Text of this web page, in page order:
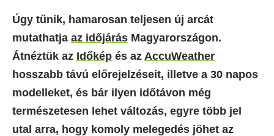
Úgy tűnik, hamarosan teljesen új arcát
mutathatja az időjárás Magyarországon.
Átnéztük az Időkép és az AccuWeather
hosszabb távú előrejelzéseit, illetve a 30 napos
modelleket, és bár ilyen időtávon még
természetesen lehet változás, egyre több jel
utal arra, hogy komoly melegedés jöhet az